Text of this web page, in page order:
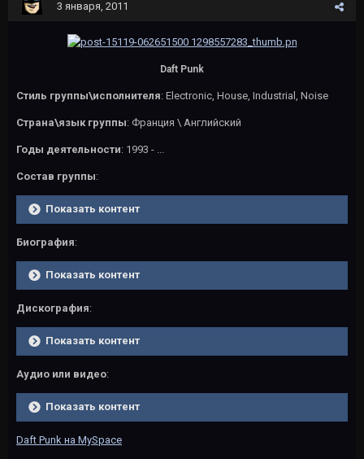
3 января, 2011
Daft Punk
Стиль группы\исполнителя: Electronic, House, Industrial, Noise
Страна\язык группы: Франция \ Английский
Годы деятельности: 1993 - ...
Состав группы:
Показать контент
Биография:
Показать контент
Дискография:
Показать контент
Аудио или видео:
Показать контент
Daft Punk на MySpace